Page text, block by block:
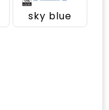
sky blue